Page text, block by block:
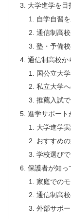
大学進学を目
自学自習
通信制高
塾・予備
通信制高校か
国公立大
私立大学
推薦入試
進学サポート
大学進学
おすすめ
学校選び
保護者が知っ
家庭での
通信制高
外部サポ